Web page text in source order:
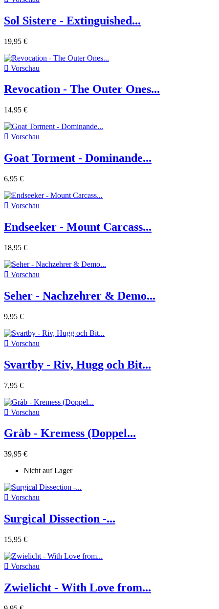
Sol Sistere - Extinguished...
19,95 €
 Vorschau
Revocation - The Outer Ones...
14,95 €
 Vorschau
Goat Torment - Dominande...
6,95 €
 Vorschau
Endseeker - Mount Carcass...
18,95 €
 Vorschau
Seher - Nachzehrer & Demo...
9,95 €
 Vorschau
Svartby - Riv, Hugg och Bit...
7,95 €
 Vorschau
Gràb - Kremess (Doppel...
39,95 €
Nicht auf Lager
 Vorschau
Surgical Dissection -...
15,95 €
 Vorschau
Zwielicht - With Love from...